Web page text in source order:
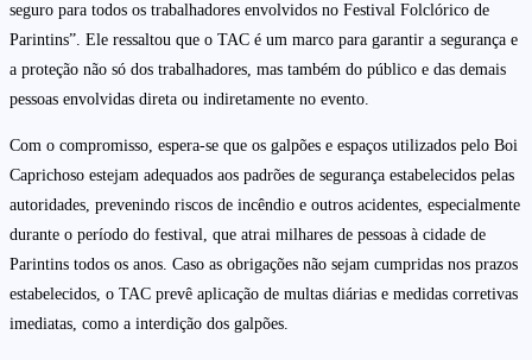
seguro para todos os trabalhadores envolvidos no Festival Folclórico de
Parintins”. Ele ressaltou que o TAC é um marco para garantir a segurança e
a proteção não só dos trabalhadores, mas também do público e das demais
pessoas envolvidas direta ou indiretamente no evento.
Com o compromisso, espera-se que os galpões e espaços utilizados pelo Boi
Caprichoso estejam adequados aos padrões de segurança estabelecidos pelas
autoridades, prevenindo riscos de incêndio e outros acidentes, especialmente
durante o período do festival, que atrai milhares de pessoas à cidade de
Parintins todos os anos. Caso as obrigações não sejam cumpridas nos prazos
estabelecidos, o TAC prevê aplicação de multas diárias e medidas corretivas
imediatas, como a interdição dos galpões.